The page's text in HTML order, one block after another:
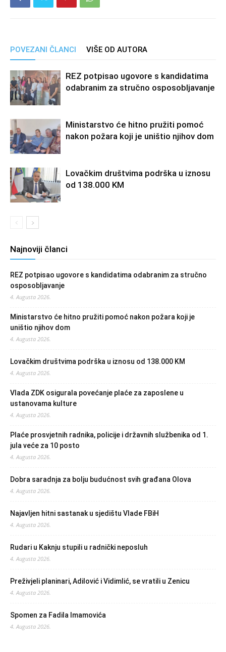
POVEZANI ČLANCI VIŠE OD AUTORA
REZ potpisao ugovore s kandidatima
odabranim za stručno osposobljavanje
Ministarstvo će hitno pružiti pomoć
nakon požara koji je uništio njihov dom
Lovačkim društvima podrška u iznosu
od 138.000 KM
Najnoviji članci
REZ potpisao ugovore s kandidatima odabranim za stručno
osposobljavanje
4. Augusta 2026.
Ministarstvo će hitno pružiti pomoć nakon požara koji je
uništio njihov dom
4. Augusta 2026.
Lovačkim društvima podrška u iznosu od 138.000 KM
4. Augusta 2026.
Vlada ZDK osigurala povećanje plaće za zaposlene u
ustanovama kulture
4. Augusta 2026.
Plaće prosvjetnih radnika, policije i državnih službenika od 1.
jula veće za 10 posto
4. Augusta 2026.
Dobra saradnja za bolju budućnost svih građana Olova
4. Augusta 2026.
Najavljen hitni sastanak u sjedištu Vlade FBiH
4. Augusta 2026.
Rudari u Kaknju stupili u radnički neposluh
4. Augusta 2026.
Preživjeli planinari, Adilović i Vidimlić, se vratili u Zenicu
4. Augusta 2026.
Spomen za Fadila Imamovića
4. Augusta 2026.